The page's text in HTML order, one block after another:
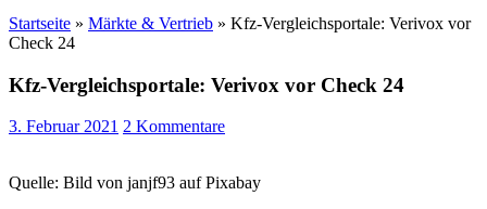
Startseite » Märkte & Vertrieb » Kfz-Vergleichsportale: Verivox vor
Check 24
Kfz-Vergleichsportale: Verivox vor Check 24
3. Februar 2021 2 Kommentare
Quelle: Bild von janjf93 auf Pixabay